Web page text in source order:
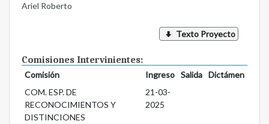
Ariel Roberto
Texto Proyecto
Comisiones Intervinientes:
Comisión Ingreso Salida
Dictámen
COM. ESP. DE
RECONOCIMIENTOS Y
DISTINCIONES
21-03-
2025